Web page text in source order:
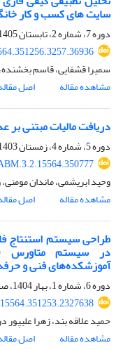
سایت های کسب و کار
دوره 7، شماره 2، تابستان 1405، صفحه
سمیرا قشقایی، قاسم
مشاهده مقاله
اصل
دریافت مالیات مبتنی بر
دوره 5، شماره 4، زمستان 1403، صفحه
وحید ابریشمی، ماندان
مشاهده مقاله
اصل
طراحی سیستم استنتاج
در سیستم متاورس
آموزشکده‌های فنی و
دوره 6، شماره 1، بهار 1404، صفحه
حمید علاقه بند، زهرا
مشاهده مقاله
اصل